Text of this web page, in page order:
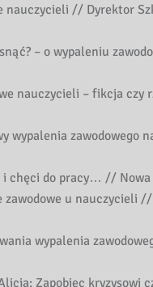
nauczycieli // Dyrektor
– o wypaleniu
nauczycieli – fikcja czy
wypalenia
chęci do pracy… // Nowa
u nauczycieli
wypalenia
Zapobiec